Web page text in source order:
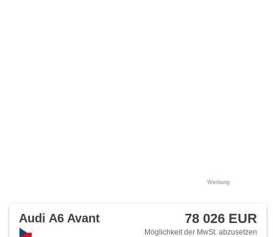
Werbung
Audi A6 Avant 78 026 EUR
Möglichkeit der MwSt. abzusetzen